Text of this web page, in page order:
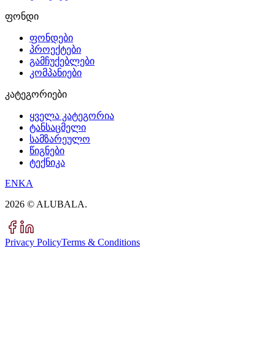
ფონდი
ფონდები
პროექტები
გამჩუქებლები
კომპანიები
კატეგორიები
ყველა კატეგორია
ტანსაცმელი
სამზარეულო
წიგნები
ტექნიკა
ENKA
2026 © ALUBALA.
Privacy PolicyTerms & Conditions